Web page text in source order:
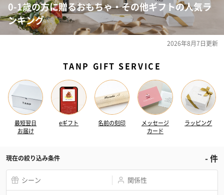
0-1歳の方に贈るおもちゃ・その他ギフトの人気ラ
ンキング
2026年8月7日更新
TANP GIFT SERVICE
最短翌日
お届け
eギフト 名前の刻印
メッセージ
カード
ラッピング
現在の絞り込み条件 -件
シーン 関係性